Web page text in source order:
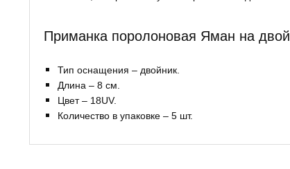
Приманка поролоновая Яман на
Тип оснащения – двойник.
Длина – 8 см.
Цвет – 18UV.
Количество в упаковке – 5 шт.